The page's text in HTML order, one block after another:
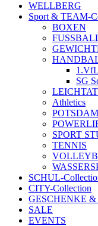
WELLBERG
Sport & TEAM-
BOXEN
SG
Athletics
SPORT
TENNIS
SCHUL-
CITY-Collection
GESCHENKE &
SALE
EVENTS